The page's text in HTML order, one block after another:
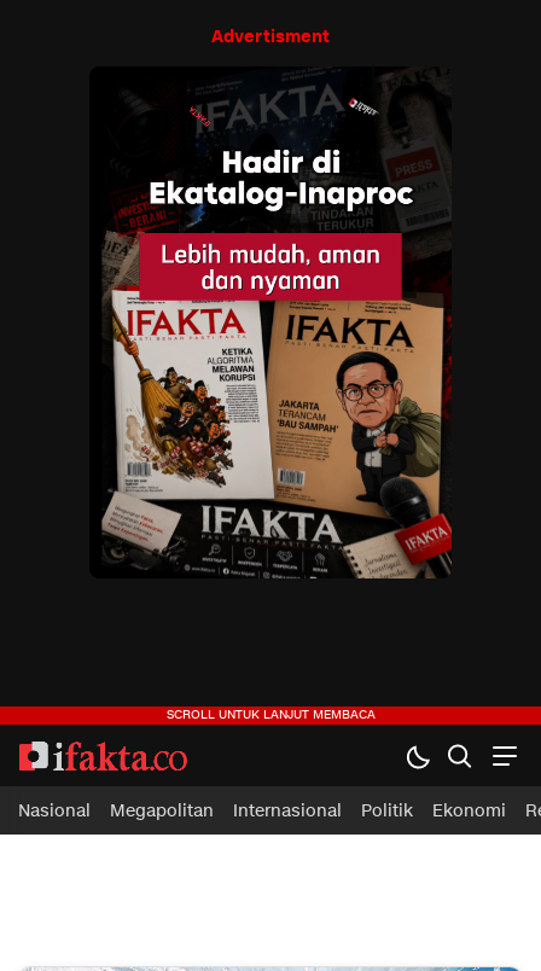
Advertisment
ifakta.co
#pastibenar
Nasional Megapolitan Internasional Politik Ekonomi